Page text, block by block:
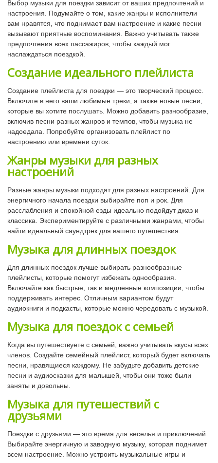
Выбор музыки для поездки зависит от ваших предпочтений и
настроения. Подумайте о том, какие жанры и исполнители
вам нравятся, что поднимает вам настроение и какие песни
вызывают приятные воспоминания. Важно учитывать также
предпочтения всех пассажиров, чтобы каждый мог
наслаждаться поездкой.
Создание идеального плейлиста
Создание плейлиста для поездки — это творческий процесс.
Включите в него ваши любимые треки, а также новые песни,
которые вы хотите послушать. Можно добавить разнообразие,
включив песни разных жанров и темпов, чтобы музыка не
надоедала. Попробуйте организовать плейлист по
настроению или времени суток.
Жанры музыки для разных
настроений
Разные жанры музыки подходят для разных настроений. Для
энергичного начала поездки выбирайте поп и рок. Для
расслабления и спокойной езды идеально подойдут джаз и
классика. Экспериментируйте с различными жанрами, чтобы
найти идеальный саундтрек для вашего путешествия.
Музыка для длинных поездок
Для длинных поездок лучше выбирать разнообразные
плейлисты, которые помогут избежать однообразия.
Включайте как быстрые, так и медленные композиции, чтобы
поддерживать интерес. Отличным вариантом будут
аудиокниги и подкасты, которые можно чередовать с музыкой.
Музыка для поездок с семьей
Когда вы путешествуете с семьей, важно учитывать вкусы всех
членов. Создайте семейный плейлист, который будет включать
песни, нравящиеся каждому. Не забудьте добавить детские
песни и аудиосказки для малышей, чтобы они тоже были
заняты и довольны.
Музыка для путешествий с
друзьями
Поездки с друзьями — это время для веселья и приключений.
Выбирайте энергичную и заводную музыку, которая поднимет
всем настроение. Можно устроить музыкальные игры и